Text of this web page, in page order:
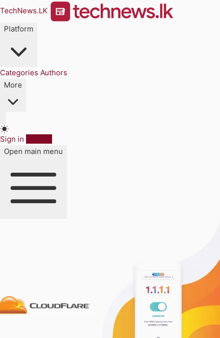
TechNews.LK
Platform
Categories Authors
More
Sign in
Open main menu